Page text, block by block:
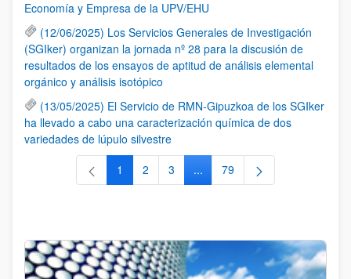
Economía y Empresa de la UPV/EHU
(12/06/2025) Los Servicios Generales de Investigación
(SGIker) organizan la jornada nº 28 para la discusión de
resultados de los ensayos de aptitud de análisis elemental
orgánico y análisis isotópico
(13/05/2025) El Servicio de RMN-Gipuzkoa de los SGIker
ha llevado a cabo una caracterización química de dos
variedades de lúpulo silvestre
Página
1 Página
2 Página
3 ...Páginas intermedias Use TAB
Página
79